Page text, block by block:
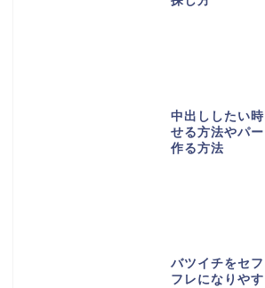
中出ししたい
せる方法やパ
作る方法
バツイチをセ
フレになりや